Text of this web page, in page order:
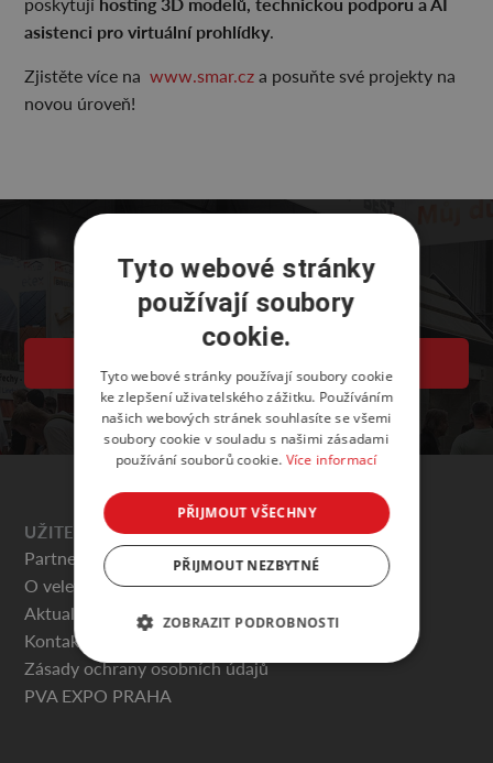
asistenci pro virtuální prohlídky.
Zjistěte více nawww.smar.cza posuňte své projekty na
novou úroveň!
UŽITEČNÉ
Partneři veletrhu
O veletrhu
Aktuality
Kontakty
Zásady ochrany osobních údajů
PVA EXPO PRAHA
Tyto webové stránky
používají soubory
cookie.
Tyto webové stránky používají soubory cookie
ke zlepšení uživatelského zážitku. Používáním
našich webových stránek souhlasíte se všemi
soubory cookie v souladu s našimi zásadami
používání souborů cookie. Více informací
PŘIJMOUT VŠECHNY
PŘIJMOUT NEZBYTNÉ
ZOBRAZIT PODROBNOSTI